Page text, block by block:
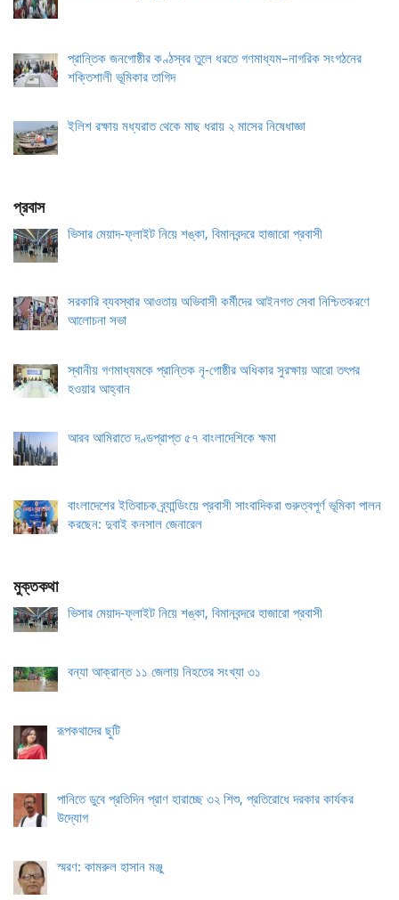
প্রান্তিক জনগোষ্ঠীর কণ্ঠস্বর তুলে ধরতে গণমাধ্যম–নাগরিক সংগঠনের
শক্তিশালী ভূমিকার তাগিদ
ইলিশ রক্ষায় মধ্যরাত থেকে মাছ ধরায় ২ মাসের নিষেধাজ্ঞা
প্রবাস
ভিসার মেয়াদ-ফ্লাইট নিয়ে শঙ্কা, বিমানবন্দরে হাজারো প্রবাসী
সরকারি ব্যবস্থার আওতায় অভিবাসী কর্মীদের আইনগত সেবা নিশ্চিতকরণে
আলোচনা সভা
স্থানীয় গণমাধ্যমকে প্রান্তিক নৃ-গোষ্ঠীর অধিকার সুরক্ষায় আরো তৎপর
হওয়ার আহ্বান
আরব আমিরাতে দণ্ডপ্রাপ্ত ৫৭ বাংলাদেশিকে ক্ষমা
বাংলাদেশের ইতিবাচক ব্র্যান্ডিংয়ে প্রবাসী সাংবাদিকরা গুরুত্বপূর্ণ ভূমিকা পালন
করছেন: দুবাই কনসাল জেনারেল
মুক্তকথা
ভিসার মেয়াদ-ফ্লাইট নিয়ে শঙ্কা, বিমানবন্দরে হাজারো প্রবাসী
বন্যা আক্রান্ত ১১ জেলায় নিহতের সংখ্যা ৩১
রূপকথাদের ছুটি
পানিতে ডুবে প্রতিদিন প্রাণ হারাচ্ছে ৩২ শিশু, প্রতিরোধে দরকার কার্যকর
উদ্যোগ
স্মরণ: কামরুল হাসান মঞ্জু